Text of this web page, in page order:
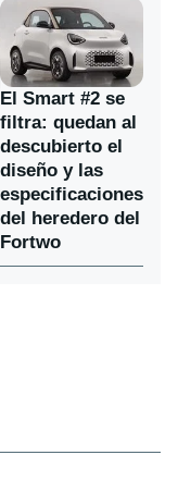
El Smart #2 se
filtra: quedan al
descubierto el
diseño y las
especificaciones
del heredero del
Fortwo